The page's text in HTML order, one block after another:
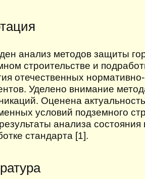
анализ методов защиты
строительстве и
отечественных
Уделено внимание
Оценена
условий подземного
анализа
стандарта [1].